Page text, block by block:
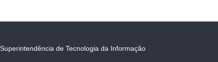
Superintendência de Tecnologia da Informação